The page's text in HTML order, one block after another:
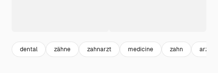
dental zähne zahnarzt medicine zahn arzt